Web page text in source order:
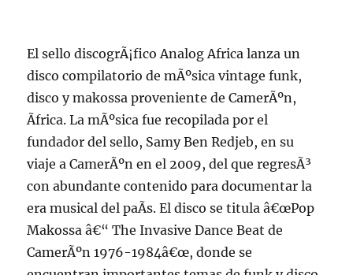
El sello discogrÃ¡fico Analog Africa lanza un
disco compilatorio de mÃºsica vintage funk,
disco y makossa proveniente de CamerÃºn,
Ãfrica. La mÃºsica fue recopilada por el
fundador del sello, Samy Ben Redjeb, en su
viaje a CamerÃºn en el 2009, del que regresÃ³
con abundante contenido para documentar la
era musical del paÃ­s. El disco se titula â€œPop
Makossa â€“ The Invasive Dance Beat de
CamerÃºn 1976-1984â€œ, donde se